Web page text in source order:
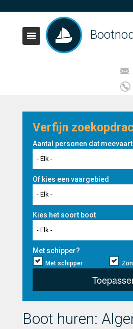
Verfijn
Aantal personen dat meevaart
- Elk -
Of kies een vaargebied
- Elk -
Kies het soort boot
- Elk -
Met schipper?
Met schipper
Boot huren: